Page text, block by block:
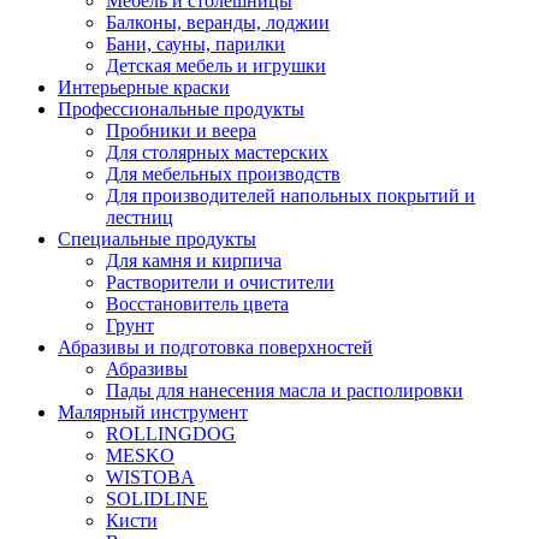
Балконы, веранды, лоджии
Бани, сауны, парилки
Детская мебель и игрушки
Интерьерные краски
Профессиональные продукты
Пробники и веера
Для столярных мастерских
Для мебельных производств
Для производителей напольных покрытий и
лестниц
Специальные продукты
Для камня и кирпича
Растворители и очистители
Восстановитель цвета
Грунт
Абразивы и подготовка поверхностей
Абразивы
Пады для нанесения масла и располировки
Малярный инструмент
ROLLINGDOG
MESKO
WISTOBA
SOLIDLINE
Кисти